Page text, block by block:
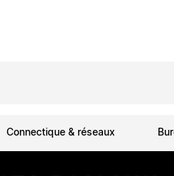
Connectique & réseaux